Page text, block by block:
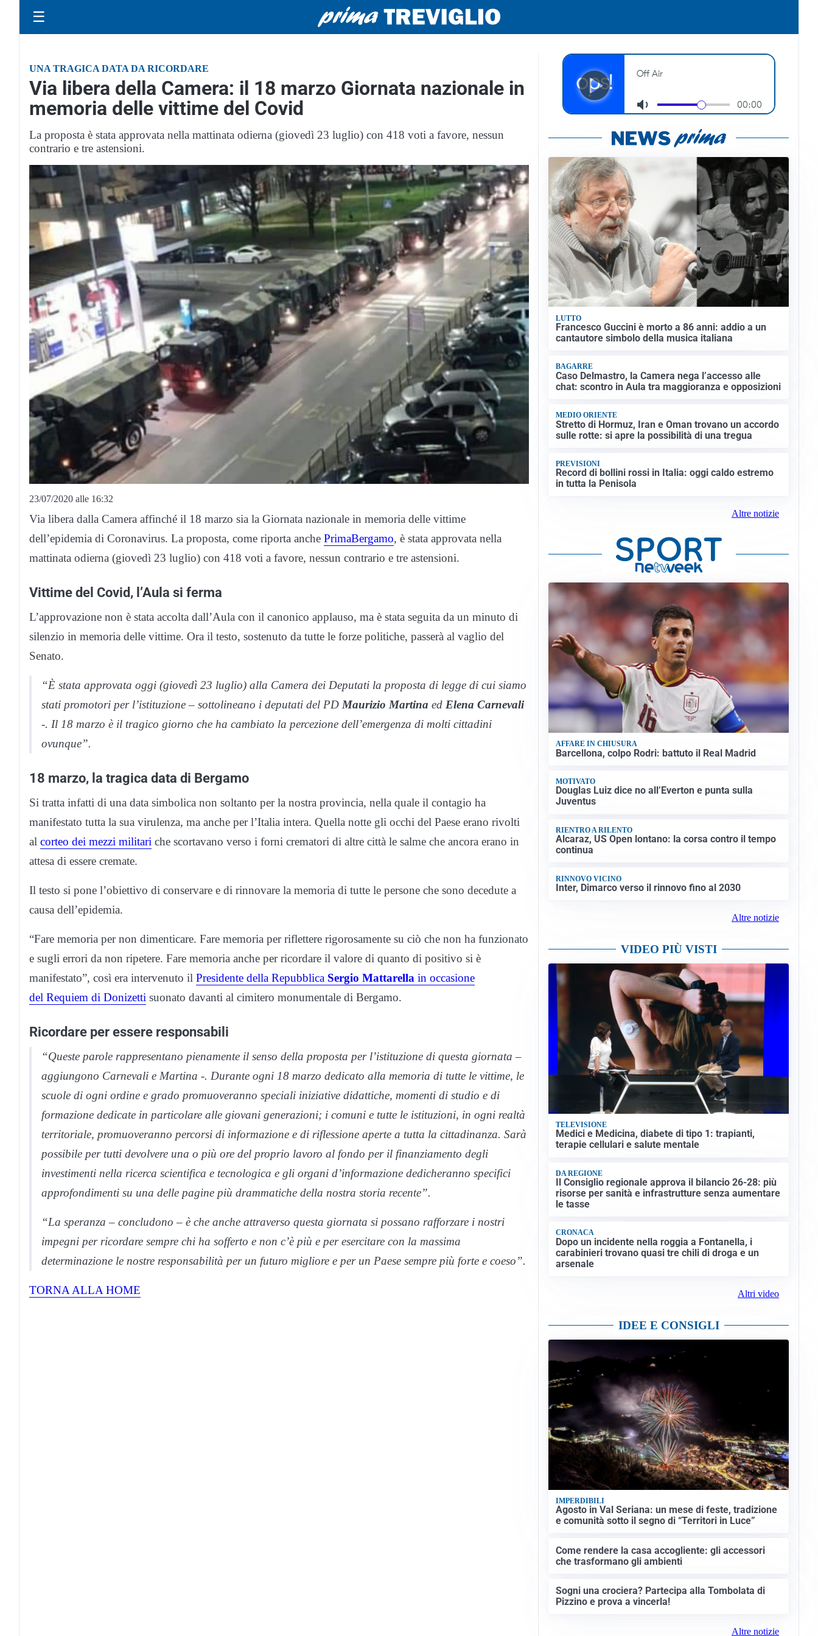
☰
UNA TRAGICA DATA DA RICORDARE
Via libera della Camera: il 18 marzo Giornata nazionale in
memoria delle vittime del Covid
La proposta è stata approvata nella mattinata odierna (giovedì 23 luglio) con 418 voti a favore, nessun
contrario e tre astensioni.
23/07/2020 alle 16:32
Via libera dalla Camera affinché il 18 marzo sia la Giornata nazionale in memoria delle vittime
dell’epidemia di Coronavirus. La proposta, come riporta anche PrimaBergamo, è stata approvata nella
mattinata odierna (giovedì 23 luglio) con 418 voti a favore, nessun contrario e tre astensioni.
Vittime del Covid, l’Aula si ferma
L’approvazione non è stata accolta dall’Aula con il canonico applauso, ma è stata seguita da un minuto di
silenzio in memoria delle vittime. Ora il testo, sostenuto da tutte le forze politiche, passerà al vaglio del
Senato.
“È stata approvata oggi (giovedì 23 luglio) alla Camera dei Deputati la proposta di legge di cui siamo
stati promotori per l’istituzione – sottolineano i deputati del PD Maurizio Martina ed Elena Carnevali
-. Il 18 marzo è il tragico giorno che ha cambiato la percezione dell’emergenza di molti cittadini
ovunque”.
18 marzo, la tragica data di Bergamo
Si tratta infatti di una data simbolica non soltanto per la nostra provincia, nella quale il contagio ha
manifestato tutta la sua virulenza, ma anche per l’Italia intera. Quella notte gli occhi del Paese erano rivolti
al corteo dei mezzi militari che scortavano verso i forni crematori di altre città le salme che ancora erano in
attesa di essere cremate.
Il testo si pone l’obiettivo di conservare e di rinnovare la memoria di tutte le persone che sono decedute a
causa dell’epidemia.
“Fare memoria per non dimenticare. Fare memoria per riflettere rigorosamente su ciò che non ha funzionato
e sugli errori da non ripetere. Fare memoria anche per ricordare il valore di quanto di positivo si è
manifestato”, così era intervenuto il Presidente della Repubblica Sergio Mattarella in occasione
del Requiem di Donizetti suonato davanti al cimitero monumentale di Bergamo.
Ricordare per essere responsabili
“Queste parole rappresentano pienamente il senso della proposta per l’istituzione di questa giornata –
aggiungono Carnevali e Martina -. Durante ogni 18 marzo dedicato alla memoria di tutte le vittime, le
scuole di ogni ordine e grado promuoveranno speciali iniziative didattiche, momenti di studio e di
formazione dedicate in particolare alle giovani generazioni; i comuni e tutte le istituzioni, in ogni realtà
territoriale, promuoveranno percorsi di informazione e di riflessione aperte a tutta la cittadinanza. Sarà
possibile per tutti devolvere una o più ore del proprio lavoro al fondo per il finanziamento degli
investimenti nella ricerca scientifica e tecnologica e gli organi d’informazione dedicheranno specifici
approfondimenti su una delle pagine più drammatiche della nostra storia recente”.
“La speranza – concludono – è che anche attraverso questa giornata si possano rafforzare i nostri
impegni per ricordare sempre chi ha sofferto e non c’è più e per esercitare con la massima
determinazione le nostre responsabilità per un futuro migliore e per un Paese sempre più forte e coeso”.
TORNA ALLA HOME
LUTTO
Francesco Guccini è morto a 86 anni: addio a un
cantautore simbolo della musica italiana
BAGARRE
Caso Delmastro, la Camera nega l’accesso alle
chat: scontro in Aula tra maggioranza e opposizioni
MEDIO ORIENTE
Stretto di Hormuz, Iran e Oman trovano un accordo
sulle rotte: si apre la possibilità di una tregua
PREVISIONI
Record di bollini rossi in Italia: oggi caldo estremo
in tutta la Penisola
Altre notizie
AFFARE IN CHIUSURA
Barcellona, colpo Rodri: battuto il Real Madrid
MOTIVATO
Douglas Luiz dice no all’Everton e punta sulla
Juventus
RIENTRO A RILENTO
Alcaraz, US Open lontano: la corsa contro il tempo
continua
RINNOVO VICINO
Inter, Dimarco verso il rinnovo fino al 2030
Altre notizie
VIDEO PIÙ VISTI
TELEVISIONE
Medici e Medicina, diabete di tipo 1: trapianti,
terapie cellulari e salute mentale
DA REGIONE
Il Consiglio regionale approva il bilancio 26-28: più
risorse per sanità e infrastrutture senza aumentare
le tasse
CRONACA
Dopo un incidente nella roggia a Fontanella, i
carabinieri trovano quasi tre chili di droga e un
arsenale
Altri video
IDEE E CONSIGLI
IMPERDIBILI
Agosto in Val Seriana: un mese di feste, tradizione
e comunità sotto il segno di “Territori in Luce”
Come rendere la casa accogliente: gli accessori
che trasformano gli ambienti
Sogni una crociera? Partecipa alla Tombolata di
Pizzino e prova a vincerla!
Altre notizie